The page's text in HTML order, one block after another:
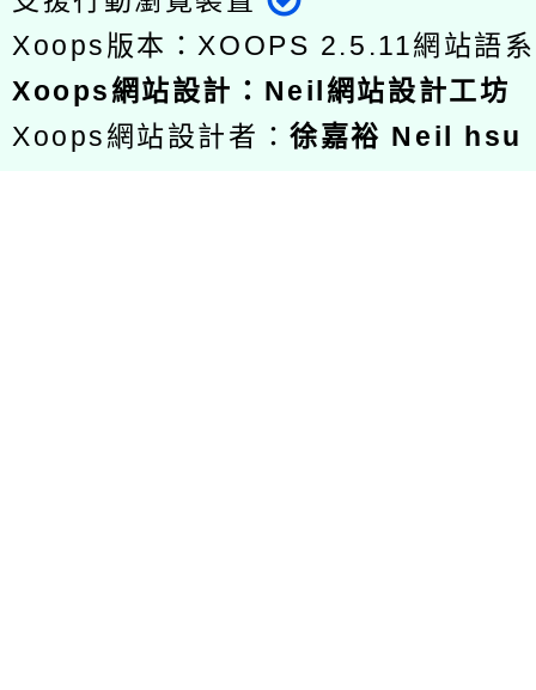
Xoops版本： XOOPS 2.5.11網站語
Xoops網站設計 ： Neil網站設計工坊
Xoops網站設計者：徐嘉裕 Neil hsu